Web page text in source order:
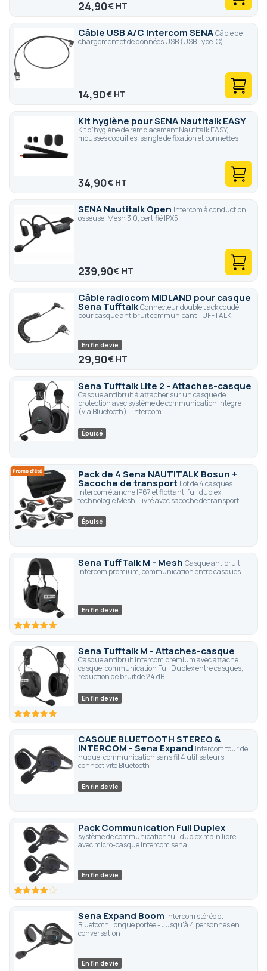
24,90€
Câble USB A/C Intercom SENACâble de
chargement et de données USB (USB Type-C)
14,90€
Kit hygiène pour SENA Nautitalk EASY
Kit d'hygiène de remplacement Nautitalk EASY,
mousses coquilles, sangle de fixation et bonnettes
34,90€
SENA Nautitalk Open Intercom à conduction
osseuse, Mesh 3.0, certifié IPX5
239,90€
Câble radiocom MIDLAND pour casque
Sena TufftalkConnecteur double Jack coudé
pour casque antibruit communicant TUFFTALK
En fin de vie
29,90€
Sena Tufftalk Lite 2 - Attaches-casque
Casque antibruit à attacher sur un casque de
protection avec système de communication intégré
(via Bluetooth) - intercom
Épuisé
Pack de 4 Sena NAUTITALK Bosun +
Sacoche de transport Lot de 4 casques
Intercom étanche IP67 et flottant, full duplex,
technologie Mesh. Livré avec sacoche de transport
Épuisé
Sena TuffTalk M - Mesh Casque antibruit
intercom premium, communication entre casques
100 100
En fin de vie
Sena Tufftalk M - Attaches-casque
Casque antibruit intercom premium avec attache
casque, communication Full Duplex entre casques,
réduction de bruit de 24 dB
100 100
En fin de vie
CASQUE BLUETOOTH STEREO &
INTERCOM - Sena Expand Intercom tour de
nuque, communication sans fil 4 utilisateurs,
connectivité Bluetooth
En fin de vie
Pack Communication Full Duplex
système de communication full duplex main libre,
avec micro-casque intercom sena
80 100
En fin de vie
Sena Expand Boom Intercom stéréo et
Bluetooth Longue portée - Jusqu'à 4 personnes en
conversation
En fin de vie